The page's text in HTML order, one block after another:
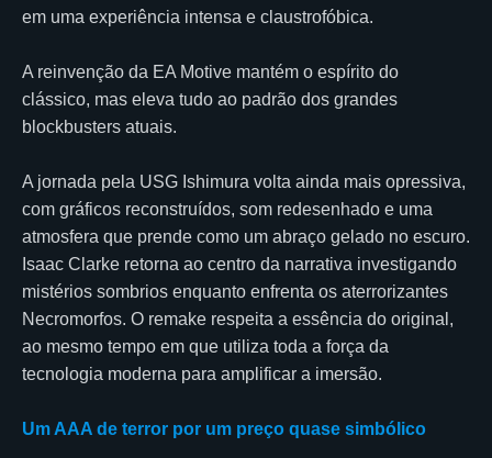
em uma experiência intensa e claustrofóbica.
A reinvenção da EA Motive mantém o espírito do
clássico, mas eleva tudo ao padrão dos grandes
blockbusters atuais.
A jornada pela USG Ishimura volta ainda mais opressiva,
com gráficos reconstruídos, som redesenhado e uma
atmosfera que prende como um abraço gelado no escuro.
Isaac Clarke retorna ao centro da narrativa investigando
mistérios sombrios enquanto enfrenta os aterrorizantes
Necromorfos. O remake respeita a essência do original,
ao mesmo tempo em que utiliza toda a força da
tecnologia moderna para amplificar a imersão.
Um AAA de terror por um preço quase simbólico